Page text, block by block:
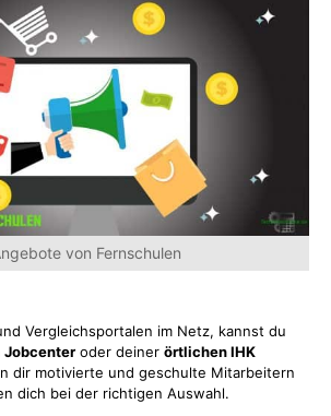
von Fernschulen
Vergleichsportalen im Netz, kannst du
Jobcenter oder deiner örtlichen IHK
dir motivierte und geschulte Mitarbeitern
dich bei der richtigen Auswahl.